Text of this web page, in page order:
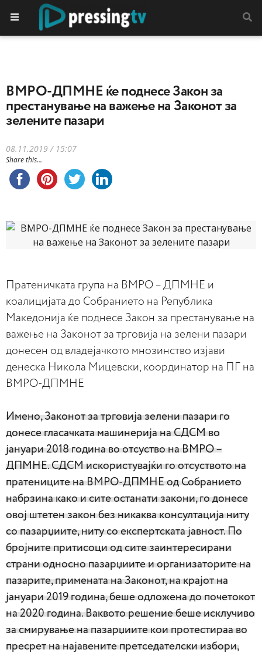
ВМРО-ДПМНЕ ќе поднесе Закон за
престанување на важење на Законот за
зелените пазари
08.11.2019 / 15:07
Share this...
Пратеничката група на ВМРО – ДПМНЕ и
коалицијата до Собранието на Република
Македонија ќе поднесе Закон за престанување на
важење на Законот за трговија на зелени пазари
донесен од владејачкото мнозинство изјави
денеска Никола Мицевски, координатор на ПГ на
ВМРО-ДПМНЕ
Имено, Законот за трговија зелени пазари го
донесе гласачката машинерија на СДСМ во
јануари 2018 година во отсуство на ВМРО –
ДПМНЕ. СДСМ искористувајќи го отсуството на
пратениците на ВМРО-ДПМНЕ од Собранието
набрзина како и сите останати закони, го донесе
овој штетен закон без никаква консултација ниту
со пазарџиите, ниту со експертската јавност. По
бројните притисоци од сите заинтересирани
страни односно пазарџиите и организаторите на
пазарите, примената на Законот, на крајот на
јануари 2019 година, беше одложена до почетокот
на 2020 година. Ваквото решение беше исклучиво
за смирување на пазарџиите кои протестираа во
пресрет на најавените претседателски избори,